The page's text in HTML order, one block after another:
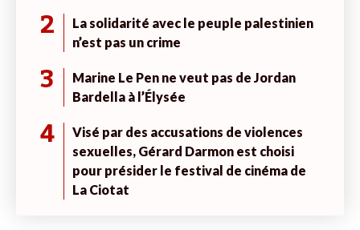
2
La solidarité avec le peuple palestinien
n’est pas un crime
3
Marine Le Pen ne veut pas de Jordan
Bardella à l’Élysée
4
Visé par des accusations de violences
sexuelles, Gérard Darmon est choisi
pour présider le festival de cinéma de
La Ciotat